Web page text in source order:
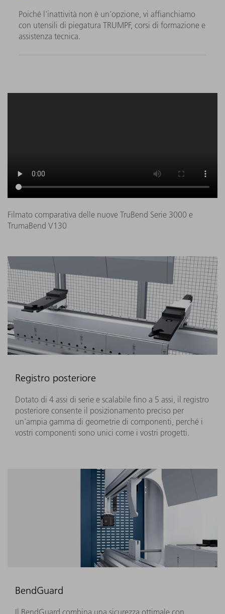
Poiché l'inattività non è un'opzione, vi affianchiamo
con utensili di piegatura TRUMPF, corsi di formazione e
assistenza tecnica.
Filmato comparativa delle nuove TruBend Serie 3000 e
TrumaBend V130
Registro posteriore
Dotato di 4 assi di serie e scalabile fino a 5 assi, il registro
posteriore consente il posizionamento preciso per
un'ampia gamma di geometrie di componenti, perché i
vostri componenti sono unici come i vostri progetti.
BendGuard
Il BendGuard combina una sicurezza ottimale con